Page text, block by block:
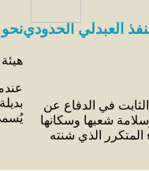
العبدلي الحدودي
في الدفاع عن
شعبها وسكانها
المتكرر الذي شنته
هيئة